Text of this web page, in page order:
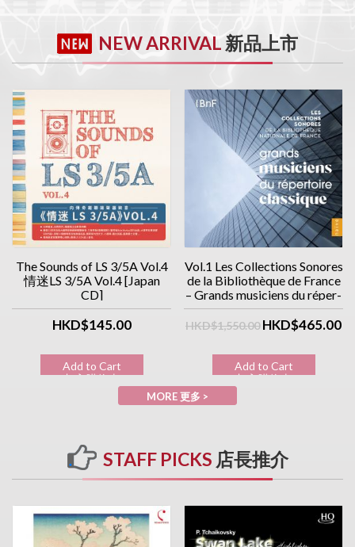
MORE 更多>
NEW ARRIVAL 新品上市
The Sounds of LS 3/5A Vol.4
情迷LS 3/5A Vol.4 [Japan
CD]
HKD$145.00
Add to Cart
加入購物車
Vol.1 Les Collections Sonores
de la Bibliothèque de France
– Grands musiciens du réper-
toire classique (10CD優惠價)
HKD$1,550.00 HKD$465.00
Add to Cart
加入購物車
MORE 更多 >
STAFF PICKS 店長推介